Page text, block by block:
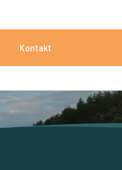
Kontakt